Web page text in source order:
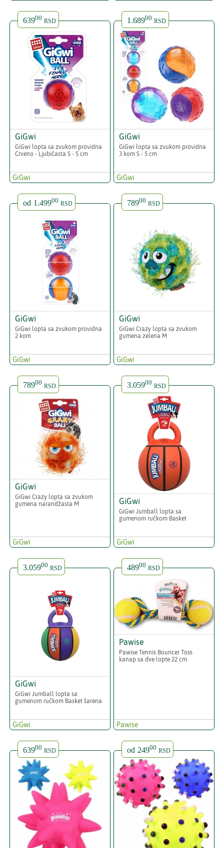
63900 RSD
GiGwi
GiGwi lopta sa zvukom providna
Crveno - Ljubičasta S - 5 cm
GiGwi
1.68900 RSD
GiGwi
GiGwi lopta sa zvukom providna
3 kom S - 5 cm
GiGwi
od 1.49900 RSD
GiGwi
GiGwi lopta sa zvukom providna
2 kom
GiGwi
78900 RSD
GiGwi
GiGwi Crazy lopta sa zvukom
gumena zelena M
GiGwi
78900 RSD
GiGwi
GiGwi Crazy lopta sa zvukom
gumena narandžasta M
GiGwi
3.05900 RSD
GiGwi
GiGwi Jumball lopta sa
gumenom ručkom Basket
GiGwi
3.05900 RSD
GiGwi
GiGwi Jumball lopta sa
gumenom ručkom Basket šarena
GiGwi
48900 RSD
Pawise
Pawise Tennis Bouncer Toss
kanap sa dve lopte 22 cm
Pawise
63900 RSD od 24900 RSD